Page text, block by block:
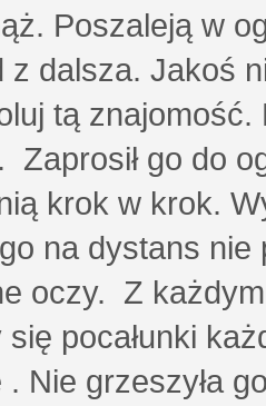
Poszaleją w
z dalsza. Jakoś
tą
Zaprosił go do
nią krok w krok.
na dystans
oczy. Z
się pocałunki
. Nie grzeszyła